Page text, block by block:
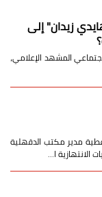
زيدان" إلى
المشهد الإعلامي،
مدير مكتب الدقهلية
ا…